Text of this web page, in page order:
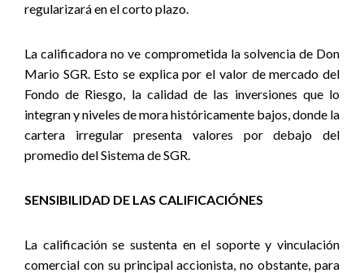
regularizará en el corto plazo.
La calificadora no ve comprometida la solvencia de Don
Mario SGR. Esto se explica por el valor de mercado del
Fondo de Riesgo, la calidad de las inversiones que lo
integran y niveles de mora históricamente bajos, donde la
cartera irregular presenta valores por debajo del
promedio del Sistema de SGR.
SENSIBILIDAD DE LAS CALIFICACIÓNES
La calificación se sustenta en el soporte y vinculación
comercial con su principal accionista, no obstante, para